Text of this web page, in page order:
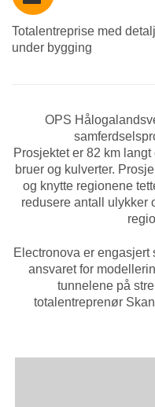
Totalentreprise med
under bygging
OPS
Prosjektet er 82 km
bruer og kulverter.
og knytte regionene
redusere antall ulykker
Electronova er
ansvaret for
tunnelene på
totalentreprenør